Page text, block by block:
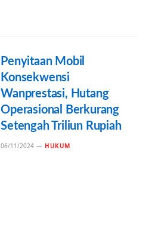
Penyitaan Mobil
Konsekwensi
Wanprestasi, Hutang
Operasional Berkurang
Setengah Triliun Rupiah
06/11/2024 HUKUM